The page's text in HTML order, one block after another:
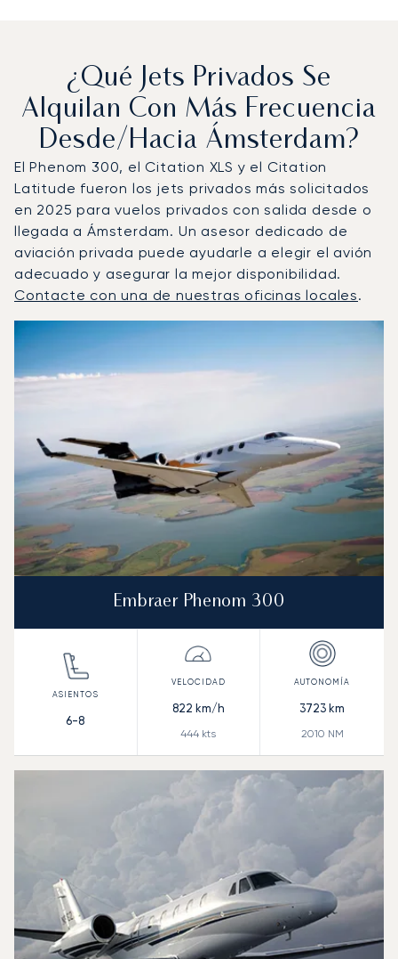
¿Qué Jets Privados Se
Alquilan Con Más Frecuencia
Desde/hacia Ámsterdam?
El Phenom 300, el Citation XLS y el Citation
Latitude fueron los jets privados más solicitados
en 2025 para vuelos privados con salida desde o
llegada a Ámsterdam. Un asesor dedicado de
aviación privada puede ayudarle a elegir el avión
adecuado y asegurar la mejor disponibilidad.
Contacte con una de nuestras oficinas locales.
Foto de la aeronaveModelo de aeronave
Asientos
Velocidad (km/h)
Velocidad (nudos)
Autonomía (NM)
Embraer Phenom 300
6-8
822 km/h
444 kts
3723 km
2010 NM